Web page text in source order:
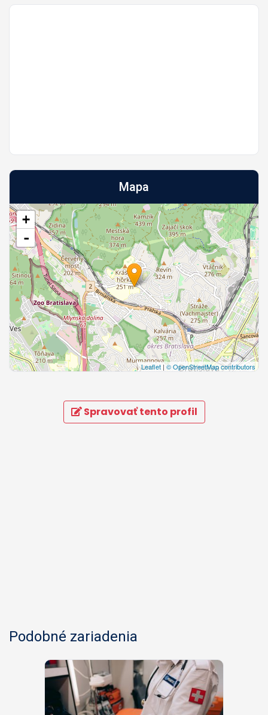
Mapa
+
-
Leaflet |© OpenStreetMap contributors
Spravovať tento profil
Podobné zariadenia